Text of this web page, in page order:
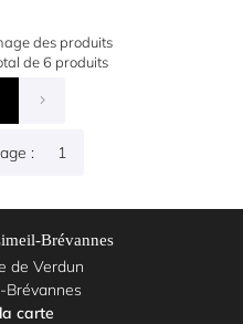
Inscription
des produits
de 6 produits
:
Brévannes
de Verdun
Brévannes
carte